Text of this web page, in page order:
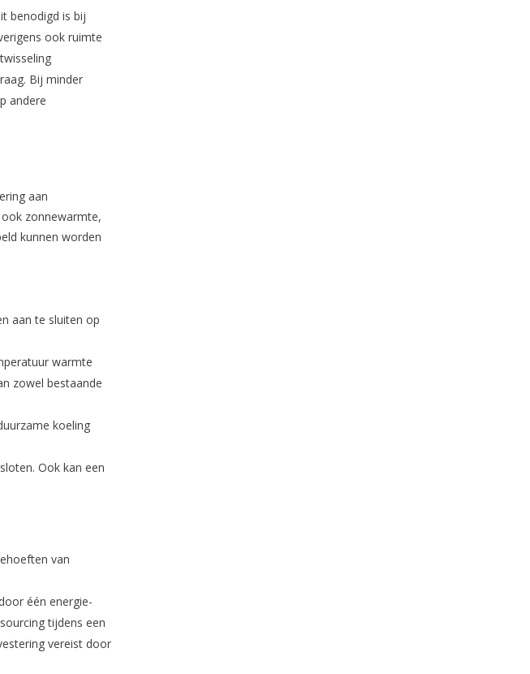
benodigd is bij
ook ruimte
Bij minder
andere
aan
zonnewarmte,
kunnen worden
aan te sluiten op
warmte
zowel bestaande
koeling
Ook kan een
van
één energie-
tijdens een
vereist door